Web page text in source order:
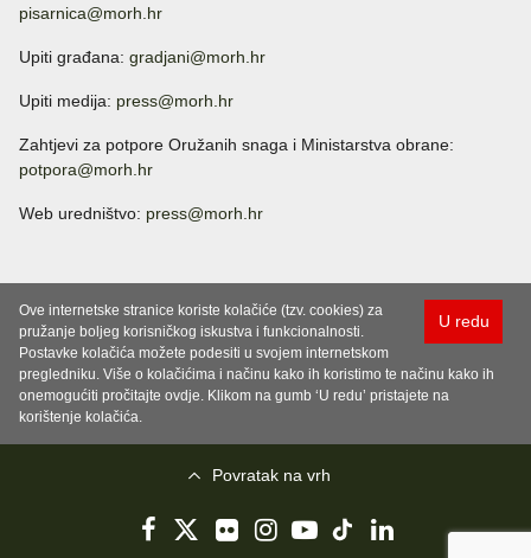
pisarnica@morh.hr
Upiti građana: gradjani@morh.hr
Upiti medija: press@morh.hr
Zahtjevi za potpore Oružanih snaga i Ministarstva obrane:
potpora@morh.hr
Web uredništvo: press@morh.hr
U redu
Ove internetske stranice koriste kolačiće (tzv. cookies) za
pružanje boljeg korisničkog iskustva i funkcionalnosti.
Postavke kolačića možete podesiti u svojem internetskom
pregledniku. Više o kolačićima i načinu kako ih koristimo te načinu kako ih
onemogućiti pročitajte ovdje. Klikom na gumb ‘U redu’ pristajete na
korištenje kolačića.
Povratak na vrh